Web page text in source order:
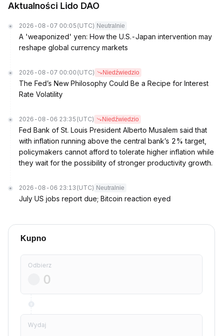
Aktualności Lido DAO
2026-08-07 00:05 (UTC) Neutralnie
A 'weaponized' yen: How the U.S.-Japan intervention may
reshape global currency markets
2026-08-07 00:00 (UTC) Niedźwiedzio
The Fed’s New Philosophy Could Be a Recipe for Interest
Rate Volatility
2026-08-06 23:35 (UTC) Niedźwiedzio
Fed Bank of St. Louis President Alberto Musalem said that
with inflation running above the central bank’s 2% target,
policymakers cannot afford to tolerate higher inflation while
they wait for the possibility of stronger productivity growth.
2026-08-06 23:13 (UTC) Neutralnie
July US jobs report due; Bitcoin reaction eyed
Kupno
Odbierz
Wydaj